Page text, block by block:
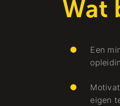
Wat
Een
eigen